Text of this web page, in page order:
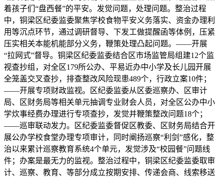
着孩子们“盘西餐”的平安。发觉问题，处理问题。整治过程
中，铜梁区纪委监委聚焦学校食物平安义务落实、资金办理利
用等沉点环节，通过调研督导、下发工做提醒函等体例，压紧
压实相关本能机能部分义务，鞭策处理凸起问题。——开展
“拉网式”督导。铜梁区纪委监委结合区市场监管局组建12个监
视查抄组，对全区179所公办、平易近办中小学及长儿园开展
全笼盖交叉查抄，排查整改风险现患489个，行政立案10件；
——开展专项财政监视。区纪委监委从区委巡察办、区审计
局、区财务局等相关单元抽调专业财会人员，对全区公办中小
学炊事经费办理进行专项查抄，发觉并鞭策整改问题18个；
——巡审联动发力。区纪委监委督促区教委、区财务局结合开
展公办学校食堂办理专项审计，同时阐扬巡察“利剑”感化，整
治以来累计巡察教育系统4个单元，发觉涉及“校园餐”问题线
件；办案是最无力的监视。整治过程中，铜梁区纪委监委取审
计、巡察、教育、等部分成立按期安排、传递会商、线索移送